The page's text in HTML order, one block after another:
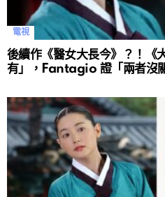
電視
後續作《醫女大長今》？！《
有」，Fantagio 證「兩者沒關